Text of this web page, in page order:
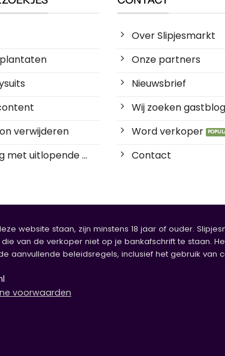
verwijderen
met uitlopende ...
Over Slipjesmarkt
Onze partners
Nieuwsbrief
Wij zoeken
Word verkoper
Contact
website staan, zijn minstens 18 jaar of ouder.
van de verkoper niet op je bankafschrift te staan.
aanvullende beleidsregels, inclusief het gebruik van
voorwaarden